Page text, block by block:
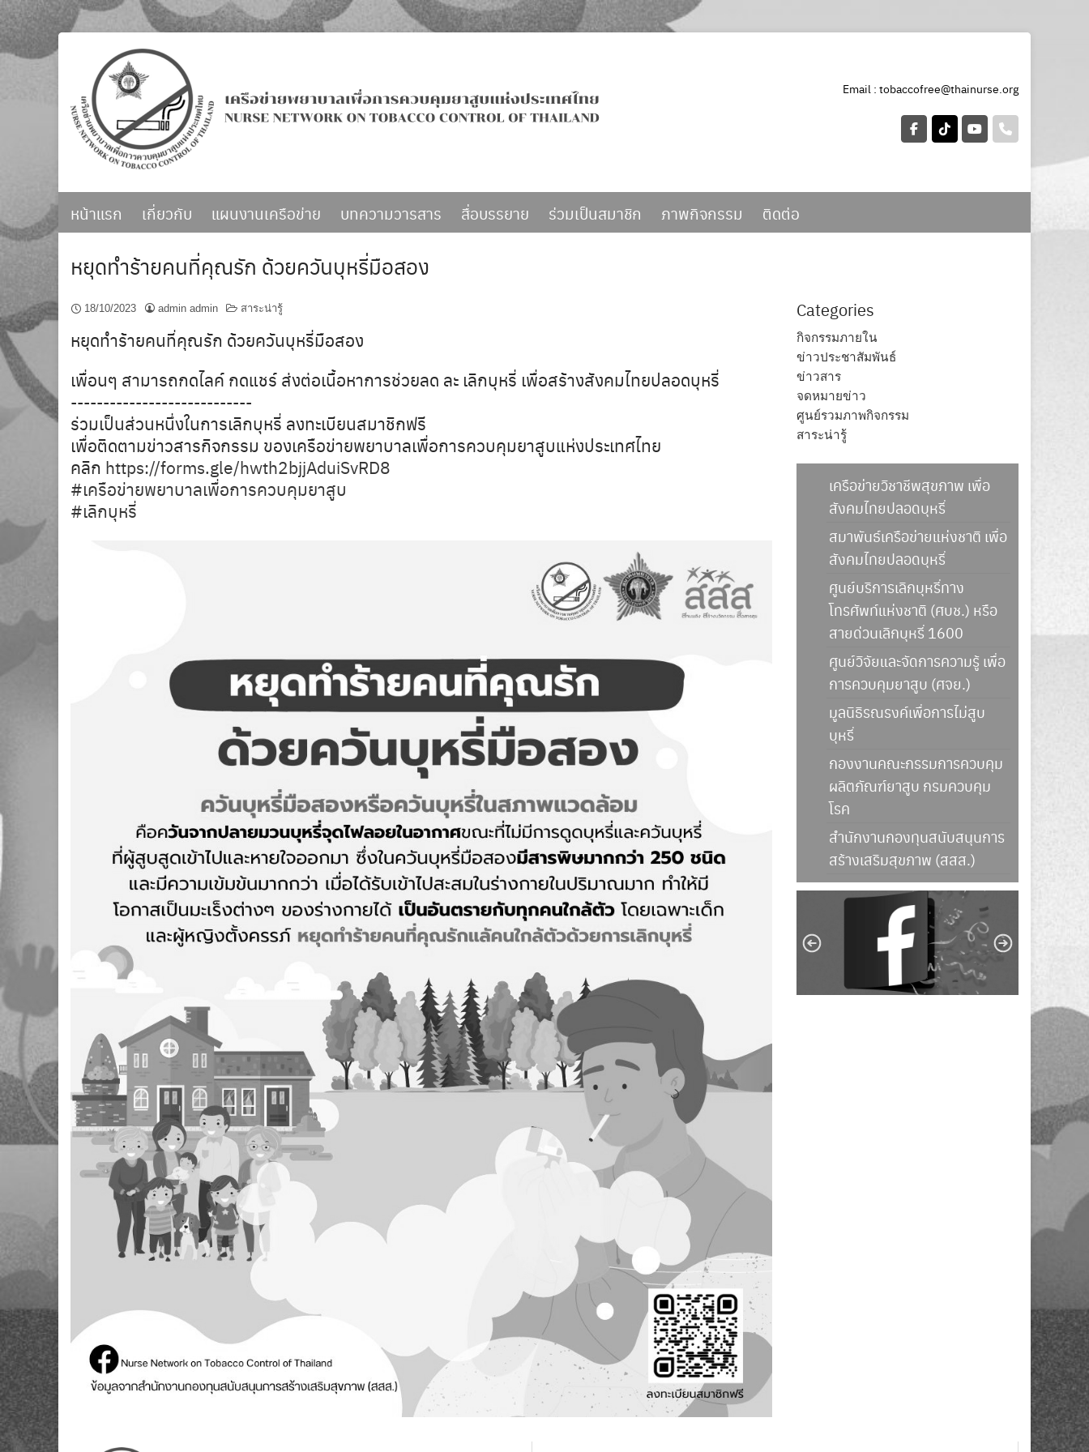
Skip
Email : tobaccofree@thainurse.org
หน้าแรก เกี่ยวกับ แผนงานเครือข่าย บทความวารสาร สื่อบรรยาย ร่วมเป็นสมาชิก ภาพกิจกรรม ติดต่อ
หยุดทำร้ายคนที่คุณรัก ด้วยควันบุหรี่มือสอง
18/10/2023 admin admin สาระน่ารู้
หยุดทำร้ายคนที่คุณรัก ด้วยควันบุหรี่มือสอง
เพื่อนๆ สามารถกดไลค์ กดแชร์ ส่งต่อเนื้อหาการช่วยลด ละ เลิกบุหรี่ เพื่อสร้างสังคมไทยปลอดบุหรี่
----------------------------
ร่วมเป็นส่วนหนึ่งในการเลิกบุหรี่ ลงทะเบียนสมาชิกฟรี
เพื่อติดตามข่าวสารกิจกรรม ของเครือข่ายพยาบาลเพื่อการควบคุมยาสูบแห่งประเทศไทย
คลิก https://forms.gle/hwth2bjjAduiSvRD8
#เครือข่ายพยาบาลเพื่อการควบคุมยาสูบ
#เลิกบุหรี่
Categories
กิจกรรมภายใน
ข่าวประชาสัมพันธ์
ข่าวสาร
จดหมายข่าว
ศูนย์รวมภาพกิจกรรม
สาระน่ารู้
เครือข่ายวิชาชีพสุขภาพ เพื่อ
สังคมไทยปลอดบุหรี่
สมาพันธ์เครือข่ายแห่งชาติ เพื่อ
สังคมไทยปลอดบุหรี่
ศูนย์บริการเลิกบุหรี่ทาง
โทรศัพท์แห่งชาติ (ศบช.) หรือ
สายด่วนเลิกบุหรี่ 1600
ศูนย์วิจัยและจัดการความรู้ เพื่อ
การควบคุมยาสูบ (ศจย.)
มูลนิธิรณรงค์เพื่อการไม่สูบ
บุหรี่
กองงานคณะกรรมการควบคุม
ผลิตภัณฑ์ยาสูบ กรมควบคุม
โรค
สำนักงานกองทุนสนับสนุนการ
สร้างเสริมสุขภาพ (สสส.)